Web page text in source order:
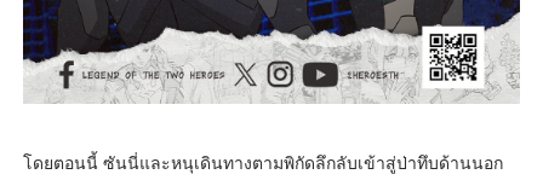
โดยตอนนี้ ซันนี่และหนุเดินทางตามพิกัดลึกลับเข้าสู่ป่าทึบด้านนอก